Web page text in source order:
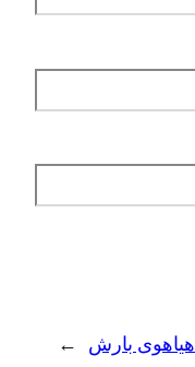
هیاهوی بارش →